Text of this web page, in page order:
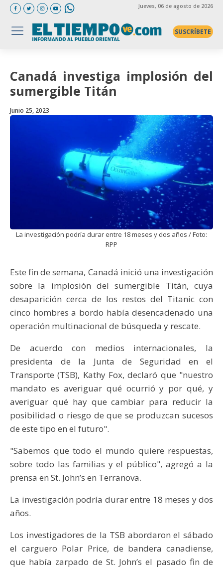
Jueves, 06 de agosto de 2026
SUSCRÍBETE
Canadá investiga implosión del
sumergible Titán
Junio 25, 2023
La investigación podría durar entre 18 meses y dos años / Foto:
RPP
Este fin de semana, Canadá inició una investigación
sobre la implosión del sumergible Titán, cuya
desaparición cerca de los restos del Titanic con
cinco hombres a bordo había desencadenado una
operación multinacional de búsqueda y rescate.
De acuerdo con medios internacionales, la
presidenta de la Junta de Seguridad en el
Transporte (TSB), Kathy Fox, declaró que "nuestro
mandato es averiguar qué ocurrió y por qué, y
averiguar qué hay que cambiar para reducir la
posibilidad o riesgo de que se produzcan sucesos
de este tipo en el futuro".
"Sabemos que todo el mundo quiere respuestas,
sobre todo las familias y el público", agregó a la
prensa en St. John’s en Terranova.
La investigación podría durar entre 18 meses y dos
años.
Los investigadores de la TSB abordaron el sábado
el carguero Polar Price, de bandera canadiense,
que había zarpado de St. John’s el pasado fin de